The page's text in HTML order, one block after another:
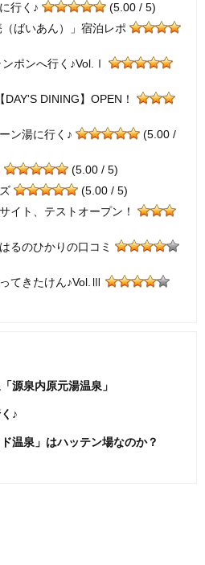
行く♪
(5.00 / 5)
ばいあん）」宿泊レポ
ポンへ行く♪Vol.Ⅰ
DINING】OPEN！
ン湯に行く♪
(5.00 /
(5.00 / 5)
(5.00 / 5)
イト、テストオープン！
るのひかりの口コミ
てきたけん♪Vol.Ⅲ
源泉内原元湯温泉」
♪
温泉」はハッテン場なのか？